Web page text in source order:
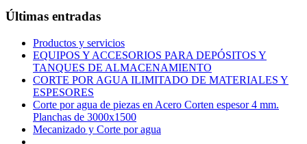
Últimas entradas
Productos y servicios
EQUIPOS Y ACCESORIOS PARA DEPÓSITOS Y
TANQUES DE ALMACENAMIENTO
CORTE POR AGUA ILIMITADO DE MATERIALES Y
ESPESORES
Corte por agua de piezas en Acero Corten espesor 4 mm.
Planchas de 3000x1500
Mecanizado y Corte por agua